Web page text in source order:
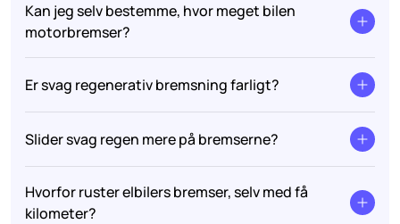
Kan jeg selv bestemme, hvor meget bilen
motorbremser?
Er svag regenerativ bremsning farligt?
Slider svag regen mere på bremserne?
Hvorfor ruster elbilers bremser, selv med få
kilometer?